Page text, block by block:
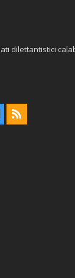
dilettantistici